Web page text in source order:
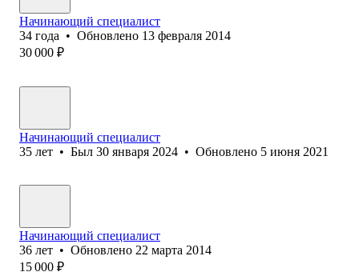
Начинающий специалист
34 года • Обновлено 13 февраля 2014
30 000 ₽
Начинающий специалист
35 лет • Был 30 января 2024 • Обновлено 5 июня 2021
Начинающий специалист
36 лет • Обновлено 22 марта 2014
15 000 ₽